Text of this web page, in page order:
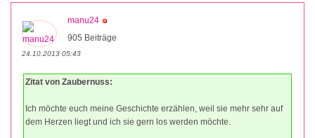
manu24
905 Beiträge
24.10.2013 05:43
Zitat von Zaubernuss:
Ich möchte euch meine Geschichte erzählen, weil sie mehr sehr auf
dem Herzen liegt und ich sie gern los werden möchte.